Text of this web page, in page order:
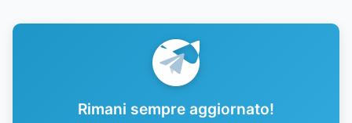
Rimani sempre aggiornato!